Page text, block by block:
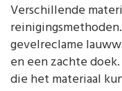
Verschillende
gevelreclame
en een zachte
die het materiaal